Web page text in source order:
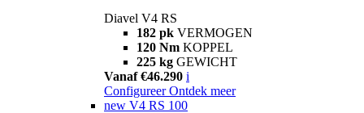
Diavel V4 RS
182 pk VERMOGEN
120 Nm KOPPEL
225 kg GEWICHT
Vanaf €46.290 i
Configureer Ontdek meer
new V4 RS 100